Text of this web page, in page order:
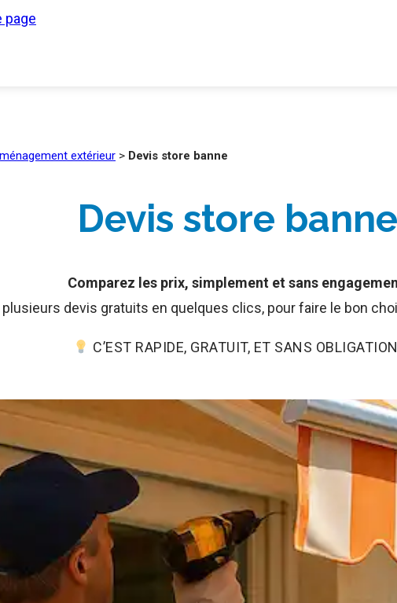
page
extérieur > Devis store banne
Devis store banne
Comparez les prix, simplement et sans
devis gratuits en quelques clics, pour faire le bon
C’EST RAPIDE, GRATUIT, ET SANS